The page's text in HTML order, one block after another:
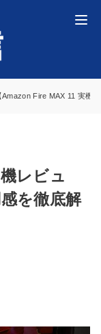
Amazon Fire MAX 11 実機
レビュ
を徹底解